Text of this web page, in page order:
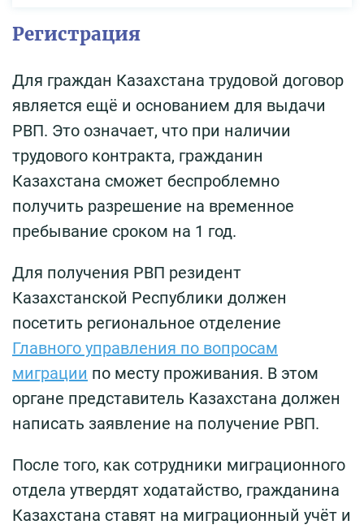
Регистрация
Для граждан Казахстана трудовой договор
является ещё и основанием для выдачи
РВП. Это означает, что при наличии
трудового контракта, гражданин
Казахстана сможет беспроблемно
получить разрешение на временное
пребывание сроком на 1 год.
Для получения РВП резидент
Казахстанской Республики должен
посетить региональное отделение
Главного управления по вопросам
миграции по месту проживания. В этом
органе представитель Казахстана должен
написать заявление на получение РВП.
После того, как сотрудники миграционного
отдела утвердят ходатайство, гражданина
Казахстана ставят на миграционный учёт и